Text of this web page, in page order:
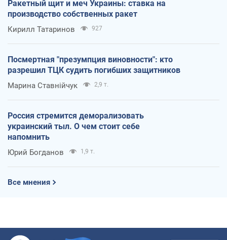
Ракетный щит и меч Украины: ставка на
производство собственных ракет
Кирилл Татаринов 927
Посмертная "презумпция виновности": кто
разрешил ТЦК судить погибших защитников
Марина Ставнійчук 2,9 т.
Россия стремится деморализовать
украинский тыл. О чем стоит себе
напомнить
Юрий Богданов 1,9 т.
Все мнения